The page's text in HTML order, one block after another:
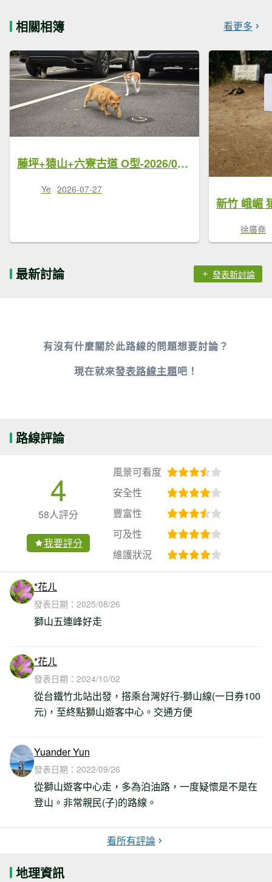
相關相簿 看更多
藤坪+猿山+六寮古道 O型-2026/07/26
Ye 2026-07-27
徐廣堯
最新討論 發表新討論
有沒有什麼關於此路線的問題想要討論？
現在就來發表路線主題吧！
路線評論
4
58人評分
我要評分
風景可看度
安全性
豐富性
可及性
維護狀況
*花ㄦ
發表日期： 2025/08/26
獅山五連峰好走
*花ㄦ
發表日期： 2024/10/02
從台鐵竹北站出發，搭乘台灣好行-獅山線(一日券100
元)，至終點獅山遊客中心。交通方便
Yuander Yun
發表日期： 2022/09/26
從獅山遊客中心走，多為泊油路，一度疑懷是不是在
登山。非常親民(子)的路線。
看所有評論
地理資訊